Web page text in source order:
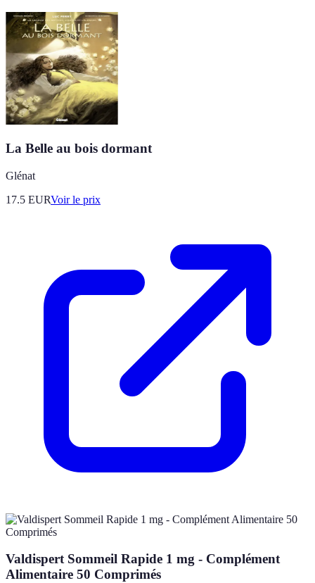
La Belle au bois dormant
Glénat
17.5 EURVoir le prix
Valdispert Sommeil Rapide 1 mg - Complément
Alimentaire 50 Comprimés